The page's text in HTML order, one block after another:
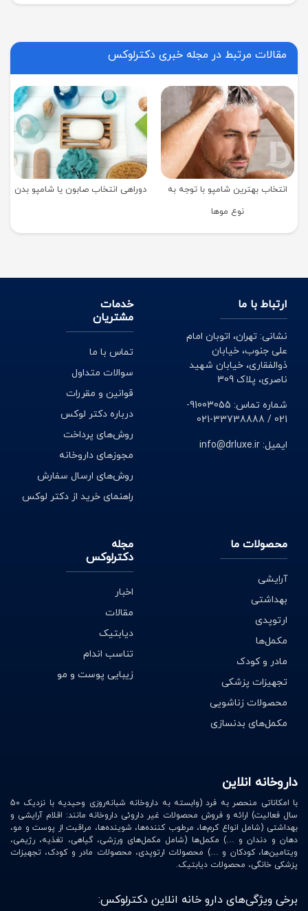
مقالات مرتبط در مجله خبری دکترلوکس
انتخاب بهترین شامپو با توجه به
نوع موها
دوراهی انتخاب صابون یا شامپو بدن
ارتباط با ما
نشانی: تهران، اتوبان امام
علی جنوب، خیابان
ذوالفقاری، خیابان شهید
ناصری، پلاک 309
شماره تماس: 91003055-
021 / 33738888-021
ایمیل: info@drluxe.ir
خدمات
مشتریان
تماس با ما
سوالات متداول
قوانین و مقررات
درباره دکتر لوکس
روش‌های پرداخت
مجوزهای داروخانه
روش‌های ارسال سفارش
راهنمای خرید از دکتر لوکس
محصولات ما
آرایشی
بهداشتی
ارتوپدی
مکمل‌ها
مادر و کودک
تجهیزات پزشکی
محصولات زناشویی
مکمل‌های بدنسازی
مجله
دکترلوکس
اخبار
مقالات
دیابتیک
تناسب اندام
زیبایی پوست و مو
داروخانه انلاین
با امکاناتی منحصر به فرد (وابسته به داروخانه شبانه‌روزی وحیدیه با نزدیک 50
سال فعالیت) ارائه و فروش محصولات غیر داروئی داروخانه مانند: اقلام آرایشی و
بهداشتی (شامل انواع کرم‌ها، مرطوب کننده‌ها، شوینده‌ها، مراقبت از پوست و مو،
دهان و دندان و …) مکمل‌ها (شامل مکمل‌های ورزشی، گیاهی، تغذیه، رژیمی،
ویتامین‌ها، کودکان و …) محصولات ارتوپدی، محصولات مادر و کودک، تجهیزات
پزشکی خانگی، محصولات دیابتیک.
برخی ویژگی‌های دارو خانه انلاین دکترلوکس: